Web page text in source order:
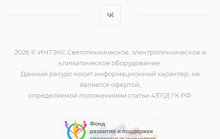
2026 © ИНТЭКС Светотехническое, электротехническое и
климатическое оборудование.
Данный ресурс носит информационный характер, не
является офертой,
определяемой положениями статьи 437(2) ГК РФ.